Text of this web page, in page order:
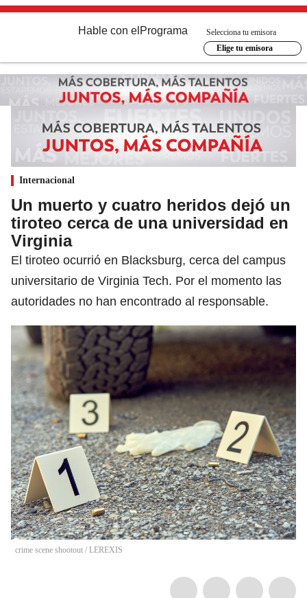
Hable con el Programa
Selecciona tu emisora
Elige tu emisora
Internacional
Un muerto y cuatro heridos dejó un
tiroteo cerca de una universidad en
Virginia
El tiroteo ocurrió en Blacksburg, cerca del campus
universitario de Virginia Tech. Por el momento las
autoridades no han encontrado al responsable.
crime scene shootout / LEREXIS